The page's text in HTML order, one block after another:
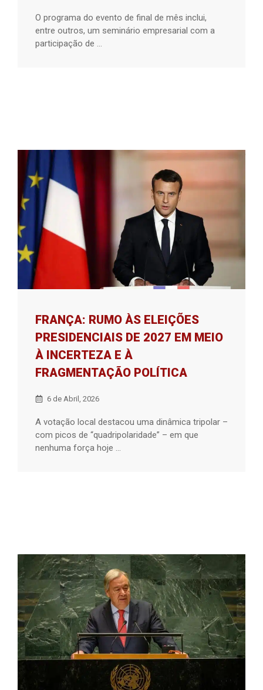
O programa do evento de final de mês inclui,
entre outros, um seminário empresarial com a
participação de ...
FRANÇA: RUMO ÀS ELEIÇÕES
PRESIDENCIAIS DE 2027 EM MEIO
À INCERTEZA E À
FRAGMENTAÇÃO POLÍTICA
6 de Abril, 2026
A votação local destacou uma dinâmica tripolar –
com picos de “quadripolaridade” – em que
nenhuma força hoje ...